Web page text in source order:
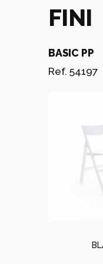
FINI
BASIC PP
Ref. 54197